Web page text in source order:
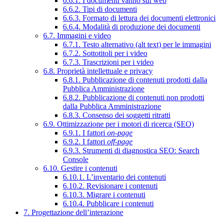
6.6.2. Tipi di documenti
6.6.3. Formato di lettura dei documenti elettronici
6.6.4. Modalità di produzione dei documenti
6.7. Immagini e video
6.7.1. Testo alternativo (alt text) per le immagini
6.7.2. Sottotitoli per i video
6.7.3. Trascrizioni per i video
6.8. Proprietà intellettuale e privacy
6.8.1. Pubblicazione di contenuti prodotti dalla
Pubblica Amministrazione
6.8.2. Pubblicazione di contenuti non prodotti
dalla Pubblica Amministrazione
6.8.3. Consenso dei soggetti ritratti
6.9. Ottimizzazione per i motori di ricerca (SEO)
6.9.1. I fattori on-page
6.9.2. I fattori off-page
6.9.3. Strumenti di diagnostica SEO: Search
Console
6.10. Gestire i contenuti
6.10.1. L’inventario dei contenuti
6.10.2. Revisionare i contenuti
6.10.3. Migrare i contenuti
6.10.4. Pubblicare i contenuti
7. Progettazione dell’interazione